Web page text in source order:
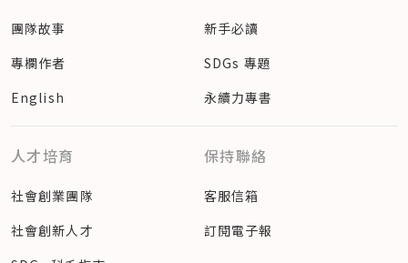
團隊故事
專欄作者
English
新手必讀
SDGs 專題
永續力專書
人才培育
社會創業團隊
社會創新人才
保持聯絡
客服信箱
訂閱電子報